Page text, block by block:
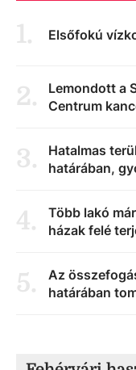
1. Elsőfokú
2.
Lemondott a
Centrum
3.
Hatalmas
határában,
4.
Több lakó
házak felé
5.
Az
határában